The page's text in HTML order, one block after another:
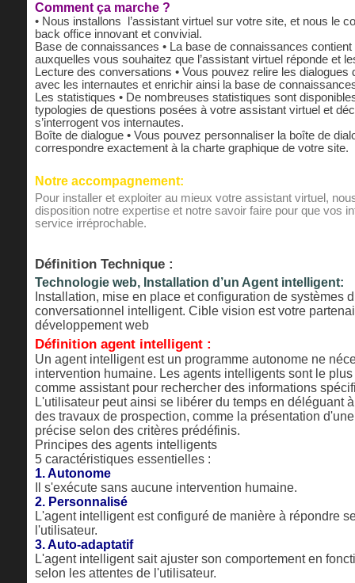
Comment ça marche ?
• Nous installons l’assistant virtuel sur votre site, et nous le
back office innovant et convivial.
Base de connaissances • La base de connaissances
auxquelles vous souhaitez que l’assistant virtuel réponde et
Lecture des conversations • Vous pouvez relire les
avec les internautes et enrichir ainsi la base de
Les statistiques • De nombreuses statistiques sont
typologies de questions posées à votre assistant virtuel et
s’interrogent vos internautes.
Boîte de dialogue • Vous pouvez personnaliser la boîte de
correspondre exactement à la charte graphique de votre site.
Notre accompagnement:
Pour installer et exploiter au mieux votre assistant virtuel,
disposition notre expertise et notre savoir faire pour que vos
service irréprochable.
Définition Technique :
Technologie web, Installation d’un Agent intelligent:
Installation, mise en place et configuration de systèmes
conversationnel intelligent. Cible vision est votre
développement web
Définition agent intelligent :
Un agent intelligent est un programme autonome ne
intervention humaine. Les agents intelligents sont le
comme assistant pour rechercher des informations
L'utilisateur peut ainsi se libérer du temps en déléguant
des travaux de prospection, comme la présentation
précise selon des critères prédéfinis.
Principes des agents intelligents
5 caractéristiques essentielles :
1. Autonome
Il s'exécute sans aucune intervention humaine.
2. Personnalisé
L'agent intelligent est configuré de manière à répondre
l'utilisateur.
3. Auto-adaptatif
L'agent intelligent sait ajuster son comportement en
selon les attentes de l'utilisateur.